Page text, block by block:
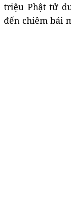
triệu Phật tử
đến chiêm bái